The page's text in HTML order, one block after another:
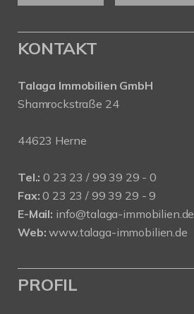
KONTAKT
Talaga Immobilien GmbH
Shamrockstraße 24
44623 Herne
Tel.: 0 23 23 / 99 39 29 - 0
Fax: 0 23 23 / 99 39 29 - 9
E-Mail: info@talaga-immobilien.de
Web: www.talaga-immobilien.de
PROFIL